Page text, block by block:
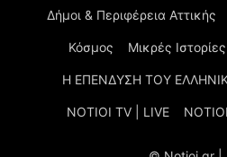
Δήμοι & Περιφέρεια Αττικής
Κόσμος Μικρές Ιστορίες
Η ΕΠΕΝΔΥΣΗ ΤΟΥ
NOTIOI TV | LIVE